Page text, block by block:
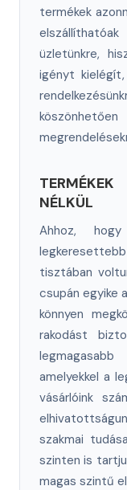
termékek
üzletünkre,
igényt
NÉLKÜL
Ahhoz,
tisztában
csupán egyike
könnyen
rakodást
amelyekkel a
vásárlóink
szakmai
szinten is
magas szintű